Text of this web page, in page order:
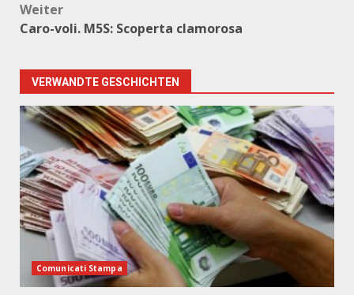
Weiter
Caro-voli. M5S: Scoperta clamorosa
VERWANDTE GESCHICHTEN
Comunicati Stampa